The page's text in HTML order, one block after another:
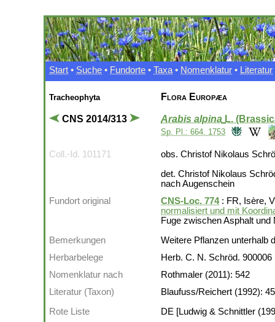
Start • Suche • Fundorte • Taxa • Nomenklatur • Literatur
Tracheophyta
CNS 2014/313
Flora Europæa
Arabis alpina L.
Sp. Pl.: 664. 1753
Coll.-Id. 101171
obs. Christof Nikolaus
det. Christof Nikolaus
nach Augenschein
Fundort original
CNS-Loc. 774: FR, Isère,
normalisiert und mit
Fuge zwischen Asphalt und
Bemerkungen
Weitere Pflanzen unterhalb
Herbarbelege
Herb. C. N. Schröd.
Nomenklatur nach
Rothmaler (2011): 542
Literatur (Taxon)
Blaufuss/Reichert (1992):
Rote Liste
DE [Ludwig & Schnittler